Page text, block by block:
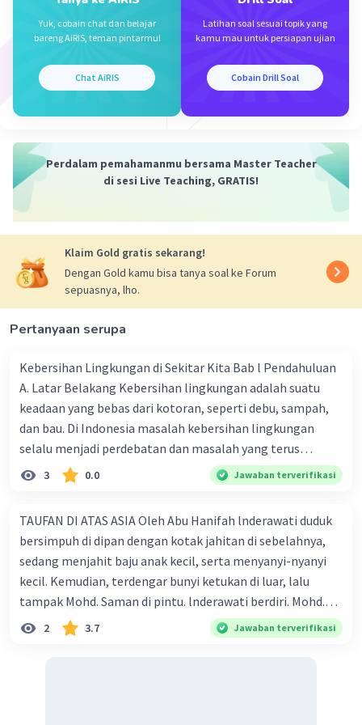
Tujuan teks anekdot adalah:
B. Sarana atau wahana ekspresi yang
kejengkelan, kemarahan, dan sebagainya.
Teks anekdot sering digunakan untuk menghibur
pembaca dengan menggambarkan situasi yang
menyoroti kejadian atau perilaku yang konyol
atau aneh. Oleh karena itu, jawaban yang paling
tepat adalah B.
Yuk, cobain chat dan belajar
bareng AiRIS, teman pintarmu!
Chat AiRIS
Latihan soal sesuai topik yang
kamu mau untuk persiapan ujian
Cobain Drill Soal
Perdalam pemahamanmu bersama Master Teacher
di sesi Live Teaching, GRATIS!
Klaim Gold gratis sekarang!
Dengan Gold kamu bisa tanya soal ke Forum
sepuasnya, lho.
Pertanyaan serupa
Kebersihan Lingkungan di Sekitar Kita Bab l Pendahuluan
A. Latar Belakang Kebersihan lingkungan adalah suatu
keadaan yang bebas dari kotoran, seperti debu, sampah,
dan bau. Di Indonesia masalah kebersihan lingkungan
selalu menjadi perdebatan dan masalah yang terus
berkembang. Kasus yang menyangkut masalah
kebersihan lingkungan pada tiap tahun terus meningkat.
untuk membuang sampah di tempatnya masih kurang.
Masyarakat masih membuang sampah di sembarang
tempat dan di sungai. Akibat sampah yang dibuang
sembarangan tersebut muncul beberapa penyakit, seperti
diare, penyakit kulit, atau penyakit pernapasan dan banjir.
B. Perumusan Masalah Berdasarkan latar belakang yang
3 0.0 Jawaban terverifikasi
TAUFAN DI ATAS ASIA Oleh Abu Hanifah lnderawati duduk
bersimpuh di dipan dengan kotak jahitan di sebelahnya,
sedang menjahit baju anak kecil, serta menyanyi-nyanyi
kecil. Kemudian, terdengar bunyi ketukan di luar, lalu
tampak Mohd. Saman di pintu. lnderawati berdiri. Mohd.
Saman : Mengapa begini lengang rumahmu, Nak. Sendiri
saja di rumah? Mana ayah dan ibumu? (Masuk ke dalam
2 3.7 Jawaban terverifikasi